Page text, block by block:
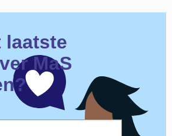
laatste
MaS